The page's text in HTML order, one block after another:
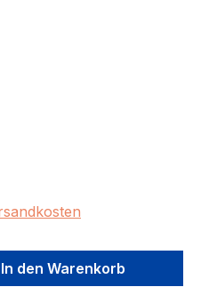
den
In den Warenkorb